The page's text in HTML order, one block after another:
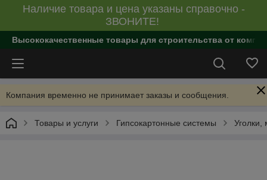
Наличие товара и цена указаны справочно -
ЗВОНИТЕ!
Высококачественные товары для строительства от
Компания временно не принимает заказы и сообщения.
Товары и услуги Гипсокартонные системы Уголки,